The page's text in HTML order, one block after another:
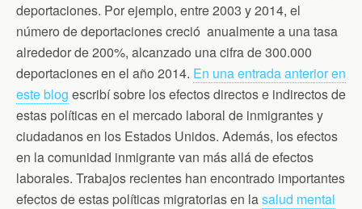
deportaciones. Por ejemplo, entre 2003 y 2014, el
número de deportaciones creció anualmente a una tasa
alrededor de 200%, alcanzado una cifra de 300.000
deportaciones en el año 2014. En una entrada anterior en
este blog escribí sobre los efectos directos e indirectos de
estas políticas en el mercado laboral de inmigrantes y
ciudadanos en los Estados Unidos. Además, los efectos
en la comunidad inmigrante van más allá de efectos
laborales. Trabajos recientes han encontrado importantes
efectos de estas políticas migratorias en lasalud mental